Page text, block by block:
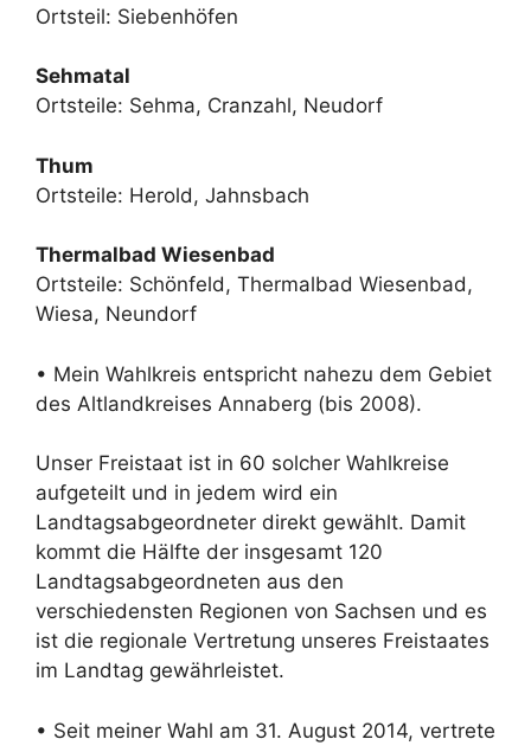
Ortsteil: Siebenhöfen
Sehmatal
Ortsteile: Sehma, Cranzahl, Neudorf
Thum
Ortsteile: Herold, Jahnsbach
Thermalbad Wiesenbad
Ortsteile: Schönfeld, Thermalbad Wiesenbad,
Wiesa, Neundorf
• Mein Wahlkreis entspricht nahezu dem Gebiet
des Altlandkreises Annaberg (bis 2008).
Unser Freistaat ist in 60 solcher Wahlkreise
aufgeteilt und in jedem wird ein
Landtagsabgeordneter direkt gewählt. Damit
kommt die Hälfte der insgesamt 120
Landtagsabgeordneten aus den
verschiedensten Regionen von Sachsen und es
ist die regionale Vertretung unseres Freistaates
im Landtag gewährleistet.
• Seit meiner Wahl am 31. August 2014, vertrete